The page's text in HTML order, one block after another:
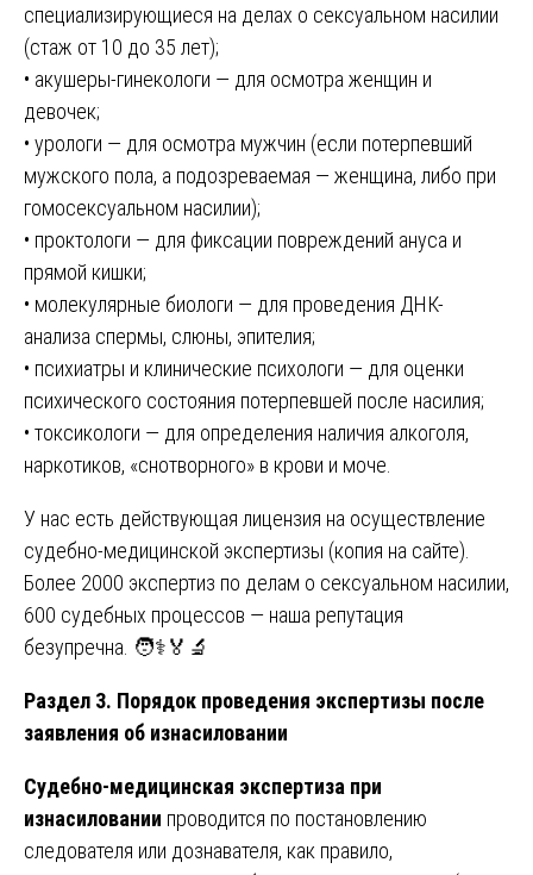
специализирующиеся на делах о сексуальном насилии
(стаж от 10 до 35 лет);
• акушеры-гинекологи — для осмотра женщин и
девочек;
• урологи — для осмотра мужчин (если потерпевший
мужского пола, а подозреваемая — женщина, либо при
гомосексуальном насилии);
• проктологи — для фиксации повреждений ануса и
прямой кишки;
• молекулярные биологи — для проведения ДНК-
анализа спермы, слюны, эпителия;
• психиатры и клинические психологи — для оценки
психического состояния потерпевшей после насилия;
• токсикологи — для определения наличия алкоголя,
наркотиков, «снотворного» в крови и моче.
У нас есть действующая лицензия на осуществление
судебно-медицинской экспертизы (копия на сайте).
Более 2000 экспертиз по делам о сексуальном насилии,
600 судебных процессов — наша репутация
безупречна. 🧑⚕️🏅🔬
Раздел 3. Порядок проведения экспертизы после
заявления об изнасиловании
Судебно-медицинская экспертиза при
изнасиловании проводится по постановлению
следователя или дознавателя, как правило,